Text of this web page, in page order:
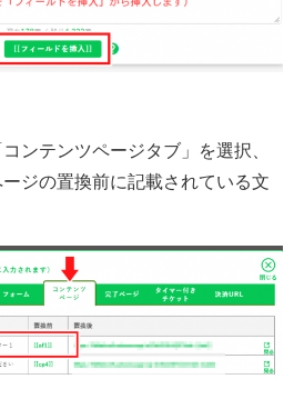
ンテンツページタブ」を選択、
ジの置換前に記載されている文